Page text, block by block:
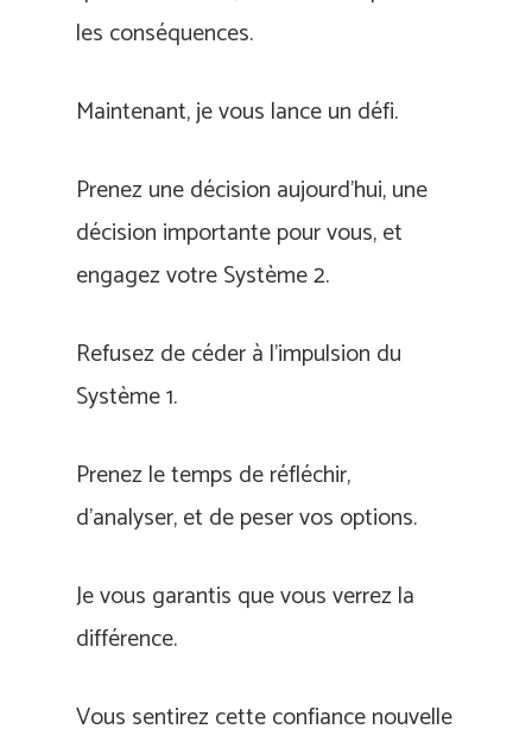
les conséquences.
Maintenant, je vous lance un défi.
Prenez une décision aujourd’hui, une
décision importante pour vous, et
engagez votre Système 2.
Refusez de céder à l’impulsion du
Système 1.
Prenez le temps de réfléchir,
d’analyser, et de peser vos options.
Je vous garantis que vous verrez la
différence.
Vous sentirez cette confiance nouvelle